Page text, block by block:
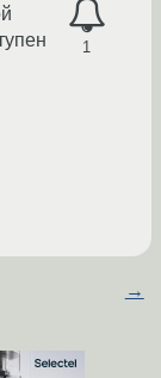
1
→